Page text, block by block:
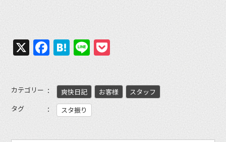
X Facebook
Hatena
Line
カテゴリー 爽快日記 お客様
スタッフ
タグ
スタ振り